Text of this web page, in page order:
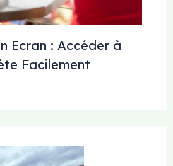
Ecran : Accéder à
Facilement